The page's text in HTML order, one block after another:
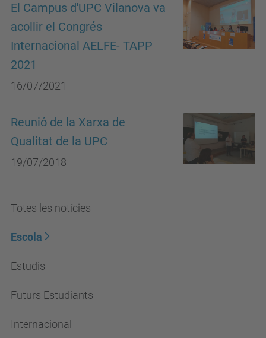
El Campus d'UPC Vilanova va
acollir el Congrés
Internacional AELFE- TAPP
2021
16/07/2021
Reunió de la Xarxa de
Qualitat de la UPC
19/07/2018
Totes les notícies
Escola
Estudis
Futurs Estudiants
Internacional